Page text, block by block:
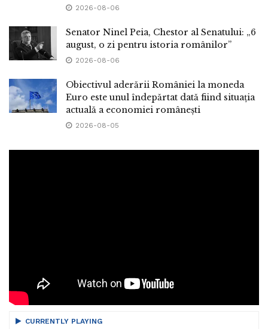
2026-08-06
Senator Ninel Peia, Chestor al Senatului: „6
august, o zi pentru istoria românilor”
2026-08-06
Obiectivul aderării României la moneda
Euro este unul îndepărtat dată fiind situația
actuală a economiei românești
2026-08-05
CURRENTLY PLAYING